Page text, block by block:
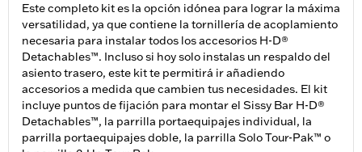
Este completo kit es la opción idónea para lograr la máxima
versatilidad, ya que contiene la tornillería de acoplamiento
necesaria para instalar todos los accesorios H-D®
Detachables™. Incluso si hoy solo instalas un respaldo del
asiento trasero, este kit te permitirá ir añadiendo
accesorios a medida que cambien tus necesidades. El kit
incluye puntos de fijación para montar el Sissy Bar H-D®
Detachables™, la parrilla portaequipajes individual, la
parrilla portaequipajes doble, la parrilla Solo Tour-Pak™ o